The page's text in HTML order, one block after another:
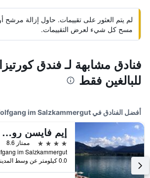
لم يتم العثور على تقييمات. حاول إزالة مرشح
مسح كل شيء لعرض التقييمات.
فنادق مشابهة لـ فندق
للبالغين فقط
أفضل الفنادق في Sankt Wolfgang im Salzkammergut
إيم فايسن روسل آم ولفجانجسي
4 نجوم
ممتاز 8.6
0.0 كيلومتر عن وسط المدينة